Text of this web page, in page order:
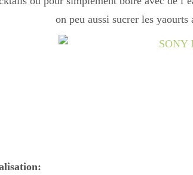
on peu aussi sucrer les yaourts